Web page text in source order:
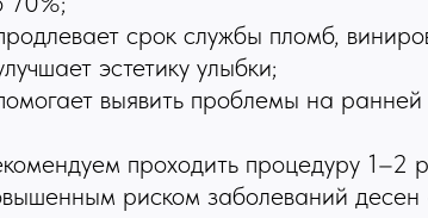
срок службы пломб,
эстетику улыбки;
выявить проблемы на ранней
проходить процедуру 1–2
риском заболеваний